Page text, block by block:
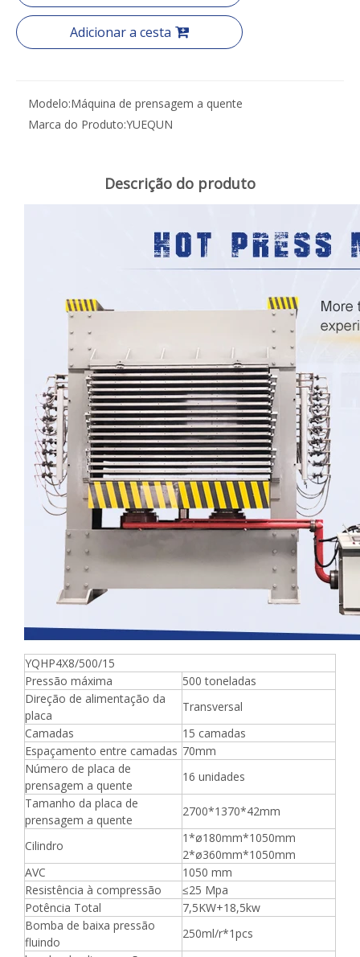
Adicionar a cesta
Modelo:Máquina de prensagem a quente
Marca do Produto:YUEQUN
Descrição do produto
YQHP4X8/500/15
Pressão máxima
500 toneladas
Direção de alimentação da
placa
Transversal
Camadas
15 camadas
Espaçamento entre camadas 70mm
Número de placa de
prensagem a quente
16 unidades
Tamanho da placa de
prensagem a quente
2700*1370*42mm
Cilindro
1*ø180mm*1050mm
2*ø360mm*1050mm
AVC
1050 mm
Resistência à compressão
≤25 Mpa
Potência Total
7,5KW+18,5kw
Bomba de baixa pressão
fluindo
250ml/r*1pcs